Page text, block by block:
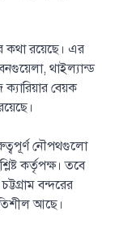
কথা রয়েছে। এর
থাইল্যান্ড
বেয়ক
নৌপথগুলো
কর্তৃপক্ষ। তবে
বন্দরের
আছে।